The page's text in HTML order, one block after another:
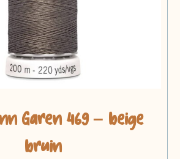
Garen 469 – beige
bruin